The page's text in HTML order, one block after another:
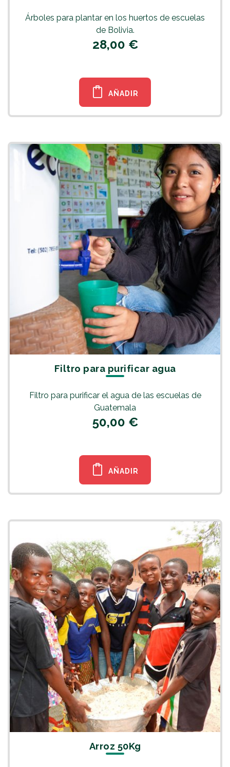
Árboles para plantar en los huertos de escuelas
de Bolivia.
28,00 €
AÑADIR
Filtro para purificar agua
Filtro para purificar el agua de las escuelas de
Guatemala
50,00 €
AÑADIR
Arroz 50Kg